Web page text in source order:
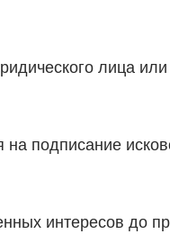
лица или
подписание
интересов до